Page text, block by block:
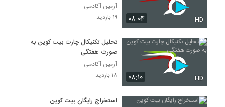
۰۸:۰۴ HD
آرمین آکادمی
۱۹ بازدید
۰۸:۱۰ HD
تحلیل تکنیکال چارت بیت کوین به
صورت هفتگی
آرمین آکادمی
۱۸ بازدید
استخراج رایگان بیت کوین